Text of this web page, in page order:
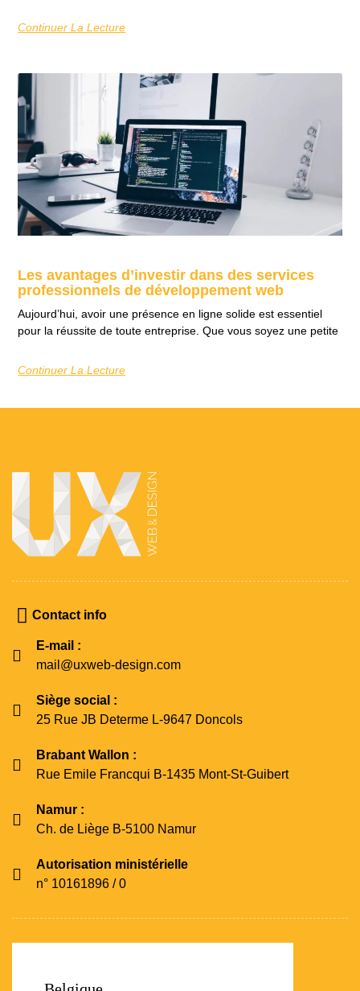
Continuer La Lecture
Les avantages d’investir dans des services
professionnels de développement web
Aujourd’hui, avoir une présence en ligne solide est essentiel
pour la réussite de toute entreprise. Que vous soyez une petite
Continuer La Lecture
Contact info
E-mail :
mail@uxweb-design.com
Siège social :
25 Rue JB Determe L-9647 Doncols
Brabant Wallon :
Rue Emile Francqui B-1435 Mont-St-Guibert
Namur :
Ch. de Liège B-5100 Namur
Autorisation ministérielle
n° 10161896 / 0